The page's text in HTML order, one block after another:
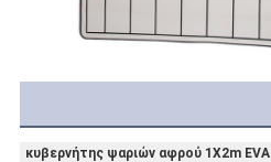
κυβερνήτης ψαριών αφρού 1X2m EVA